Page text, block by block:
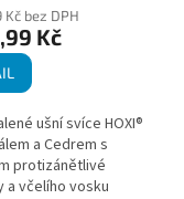
Kč bez DPH
Kč
ušní svíce HOXI®
a Cedrem s
protizánětlivé
a včelího vosku